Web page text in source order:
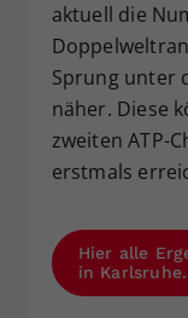
aktuell die
Sprung unter
näher. Diese
zweiten ATP-
erstmals
Hier alle
in Karlsruhe.